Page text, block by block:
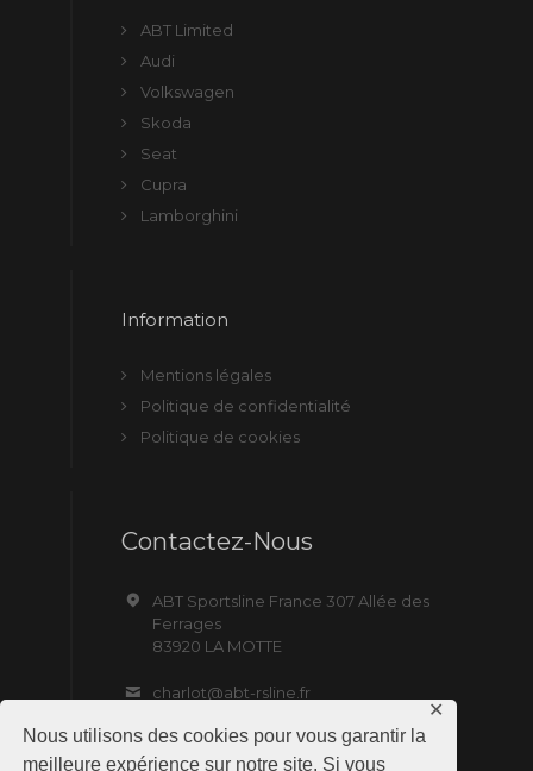
Nous utilisons des cookies pour vous garantir la
meilleure expérience sur notre site. Si vous
✕
ABT Limited
Audi
Volkswagen
Skoda
Seat
Cupra
Lamborghini
Information
Mentions légales
Politique de confidentialité
Politique de cookies
Contactez-Nous
ABT Sportsline France 307 Allée des
Ferrages
83920 LA MOTTE
charlot@abt-rsline.fr